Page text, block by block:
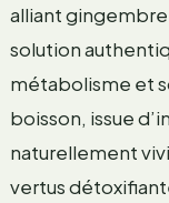
alliant
solution
métabolisme et
boisson, issue
naturellement
vertus